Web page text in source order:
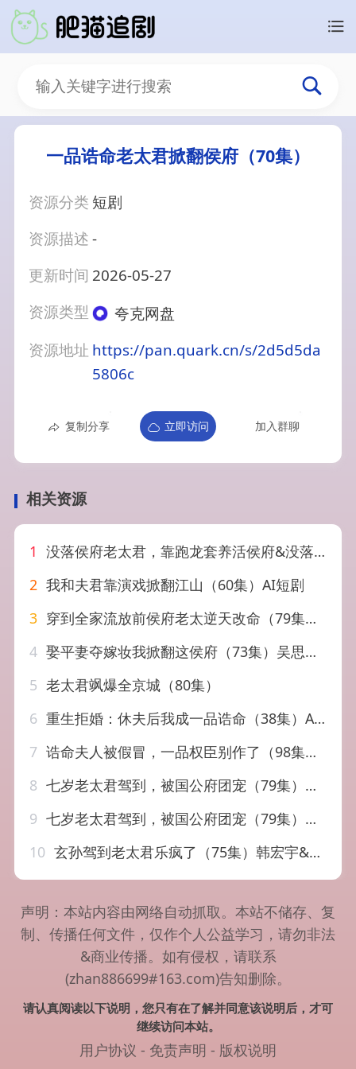
一品诰命老太君掀翻侯府（70集）
资源分类 短剧
资源描述-
更新时间 2026-05-27
资源类型
夸克网盘
资源地址 https://pan.quark.cn/s/2d5d5da
5806c
复制分享 立即访问 加入群聊
相关资源
1 没落侯府老太君，靠跑龙套养活侯府&没落侯府老太君靠跑龙套养活侯府（30集）AI短剧
2 我和夫君靠演戏掀翻江山（60集）AI短剧
3 穿到全家流放前侯府老太逆天改命（79集）佴一文&董蕊
4 娶平妻夺嫁妆我掀翻这侯府（73集）吴思腾&黄子珺
5 老太君飒爆全京城（80集）
6 重生拒婚：休夫后我成一品诰命（38集）Ai短剧
7 诰命夫人被假冒，一品权臣别作了（98集）王铮＆黄骞
8 七岁老太君驾到，被国公府团宠（79集）石佳＆王子菡
9 七岁老太君驾到，被国公府团宠（79集）石佳＆王子菡
10 玄孙驾到老太君乐疯了（75集）韩宏宇&李钰
声明：本站内容由网络自动抓取。本站不储存、复
制、传播任何文件，仅作个人公益学习，请勿非法
&商业传播。如有侵权，请联系
(zhan886699#163.com)告知删除。
请认真阅读以下说明，您只有在了解并同意该说明后，才可
继续访问本站。
用户协议 - 免责声明 - 版权说明